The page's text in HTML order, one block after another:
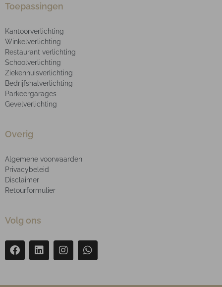
Toepassingen
Kantoorverlichting
Winkelverlichting
Restaurant verlichting
Schoolverlichting
Ziekenhuisverlichting
Bedrijfshalverlichting
Parkeergarages
Gevelverlichting
Overig
Algemene voorwaarden
Privacybeleid
Disclaimer
Retourformulier
Volg ons